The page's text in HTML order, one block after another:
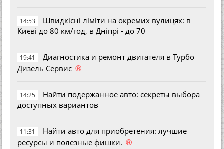
14:53
Швидкісні ліміти на окремих вулицях: в
Києві до 80 км/год, в Дніпрі - до 70
19:41
Диагностика и ремонт двигателя в Турбо
Дизель Сервис ®
14:25
Найти подержанное авто: секреты выбора
доступных вариантов
11:31
Найти авто для приобретения: лучшие
ресурсы и полезные фишки. ®